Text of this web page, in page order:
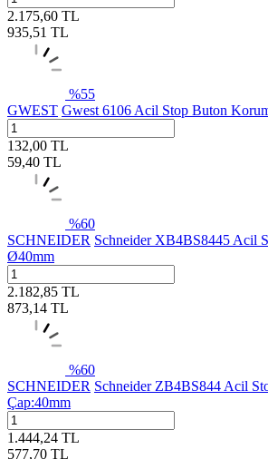
2.175,60 TL
935,51 TL
%55
GWEST Gwest 6106 Acil Stop Buton
132,00 TL
59,40 TL
%60
SCHNEIDER Schneider XB4BS8445 Acil
Ø40mm
2.182,85 TL
873,14 TL
%60
SCHNEIDER Schneider ZB4BS844 Acil
Çap:40mm
1.444,24 TL
577,70 TL